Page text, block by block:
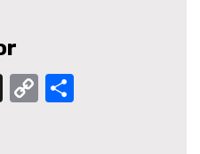
Snapchat
Copy